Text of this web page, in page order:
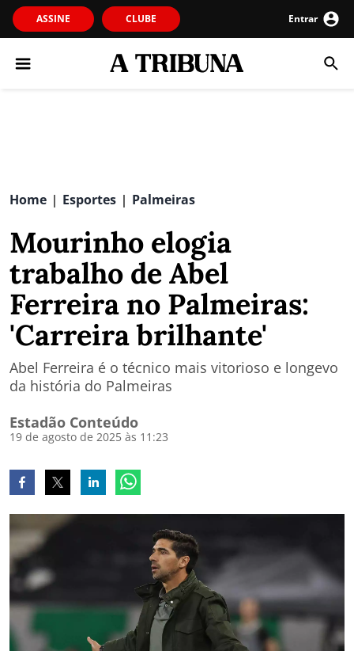
ASSINE CLUBE Entrar
Home | Esportes | Palmeiras
Mourinho elogia
trabalho de Abel
Ferreira no Palmeiras:
'Carreira brilhante'
Abel Ferreira é o técnico mais vitorioso e longevo
da história do Palmeiras
Estadão Conteúdo
19 de agosto de 2025 às 11:23